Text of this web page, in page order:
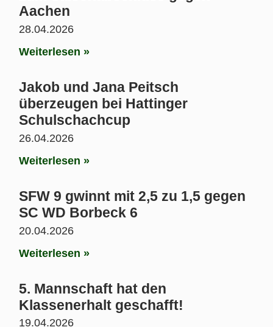
Aachen
28.04.2026
Weiterlesen »
Jakob und Jana Peitsch
überzeugen bei Hattinger
Schulschachcup
26.04.2026
Weiterlesen »
SFW 9 gwinnt mit 2,5 zu 1,5 gegen
SC WD Borbeck 6
20.04.2026
Weiterlesen »
5. Mannschaft hat den
Klassenerhalt geschafft!
19.04.2026